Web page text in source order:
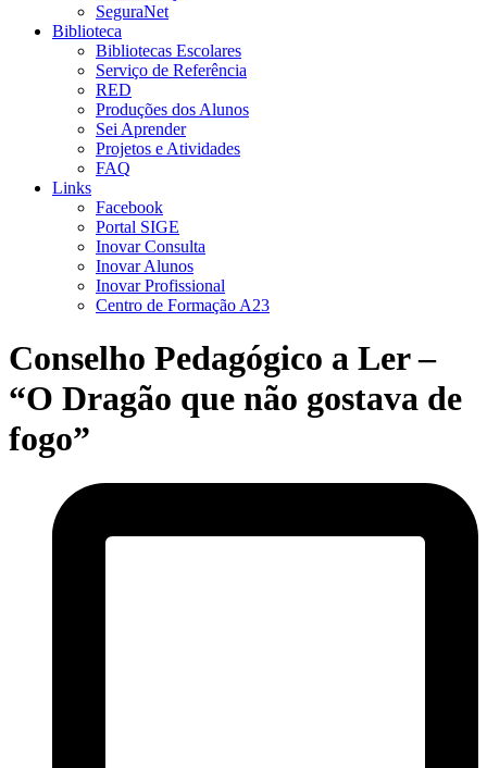
SeguraNet
Biblioteca
Bibliotecas Escolares
Serviço de Referência
RED
Produções dos Alunos
Sei Aprender
Projetos e Atividades
FAQ
Links
Facebook
Portal SIGE
Inovar Consulta
Inovar Alunos
Inovar Profissional
Centro de Formação A23
Conselho Pedagógico a Ler –
“O Dragão que não gostava de
fogo”